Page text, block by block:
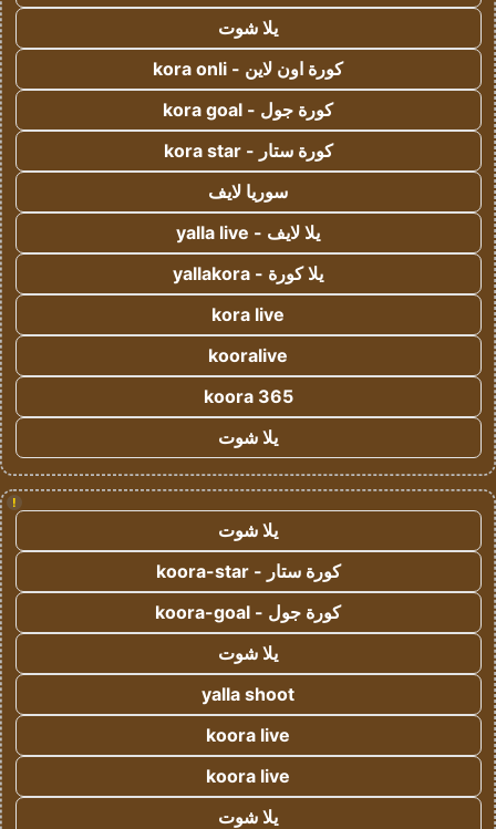
يلا شوت
كورة اون لاين - kora onli
كورة جول - kora goal
كورة ستار - kora star
سوريا لايف
يلا لايف - yalla live
يلا كورة - yallakora
kora live
kooralive
koora 365
يلا شوت
!
يلا شوت
كورة ستار - koora-star
كورة جول - koora-goal
يلا شوت
yalla shoot
koora live
koora live
يلا شوت